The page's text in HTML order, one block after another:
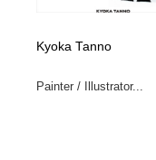
Kyoka Tanno
Painter / Illustrator...